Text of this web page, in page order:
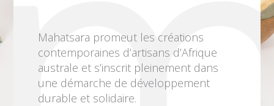
Mahatsara promeut les créations
contemporaines d’artisans d’Afrique
australe et s’inscrit pleinement dans
une démarche de développement
durable et solidaire.